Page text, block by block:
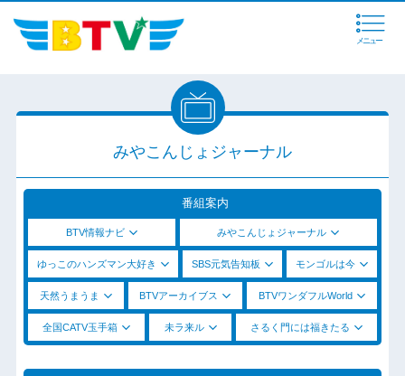
メニュー
みやこんじょジャーナル
番組案内
BTV情報ナビ みやこんじょジャーナル
ゆっこのハンズマン大好き SBS元気告知板 モンゴルは今
天然うまうま BTVアーカイブス BTVワンダフルWorld
全国CATV玉手箱 未ラ来ル さるく門には福きたる